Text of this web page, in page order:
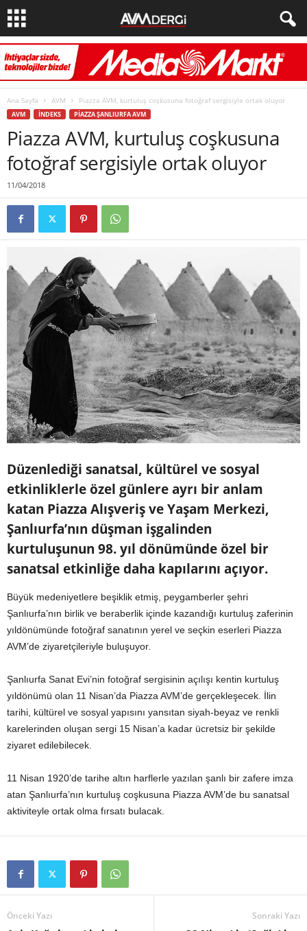
Ana Sayfa AVM Piazza AVM, kurtuluş coşkusuna fotoğraf sergisiyle ortak oluyor
AVM İNDEKS PIAZZA ŞANLIURFA AVM
Piazza AVM, kurtuluş coşkusuna
fotoğraf sergisiyle ortak oluyor
11/04/2018
Düzenlediği sanatsal, kültürel ve sosyal
etkinliklerle özel günlere ayrı bir anlam
katan Piazza Alışveriş ve Yaşam Merkezi,
Şanlıurfa’nın düşman işgalinden
kurtuluşunun 98. yıl dönümünde özel bir
sanatsal etkinliğe daha kapılarını açıyor.
Büyük medeniyetlere beşiklik etmiş, peygamberler şehri
Şanlıurfa’nın birlik ve beraberlik içinde kazandığı kurtuluş zaferinin
yıldönümünde fotoğraf sanatının yerel ve seçkin eserleri Piazza
AVM’de ziyaretçileriyle buluşuyor.
Şanlıurfa Sanat Evi’nin fotoğraf sergisinin açılışı kentin kurtuluş
yıldönümü olan 11 Nisan’da Piazza AVM’de gerçekleşecek. İlin
tarihi, kültürel ve sosyal yapısını yansıtan siyah-beyaz ve renkli
karelerinden oluşan sergi 15 Nisan’a kadar ücretsiz bir şekilde
ziyaret edilebilecek.
11 Nisan 1920’de tarihe altın harflerle yazılan şanlı bir zafere imza
atan Şanlıurfa’nın kurtuluş coşkusuna Piazza AVM’de bu sanatsal
aktiviteyle ortak olma fırsatı bulacak.
Önceki Yazı Sonraki Yazı